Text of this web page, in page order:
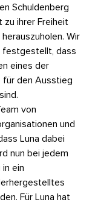
Schuldenberg
ihrer Freiheit
Wir
festgestellt, dass
eines der
für den Ausstieg
von
und
Luna dabei
nun bei jedem
ein
Für Luna hat